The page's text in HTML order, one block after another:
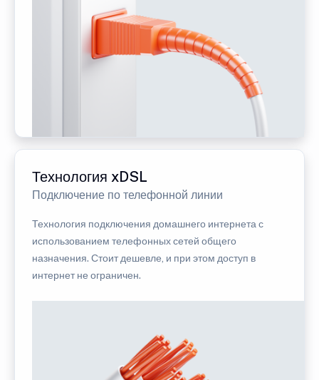
Технология xDSL
Подключение по телефонной линии
Технология подключения домашнего интернета с
использованием телефонных сетей общего
назначения. Стоит дешевле, и при этом доступ в
интернет не ограничен.